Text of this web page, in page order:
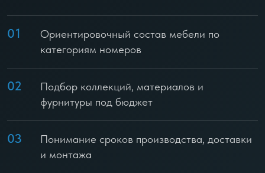
01
Ориентировочный состав мебели по
категориям номеров
02
Подбор коллекций, материалов и
фурнитуры под бюджет
03
Понимание сроков производства, доставки
и монтажа